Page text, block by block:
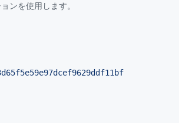
ンを使用します。